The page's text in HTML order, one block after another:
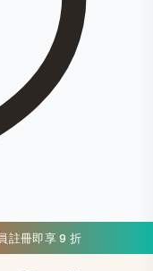
註冊即享 9 折